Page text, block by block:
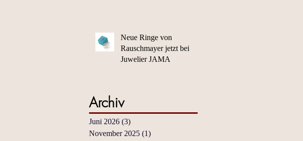
Neue Ringe von
Rauschmayer jetzt bei
Juwelier JAMA
Archiv
Juni 2026 (3)
November 2025 (1)